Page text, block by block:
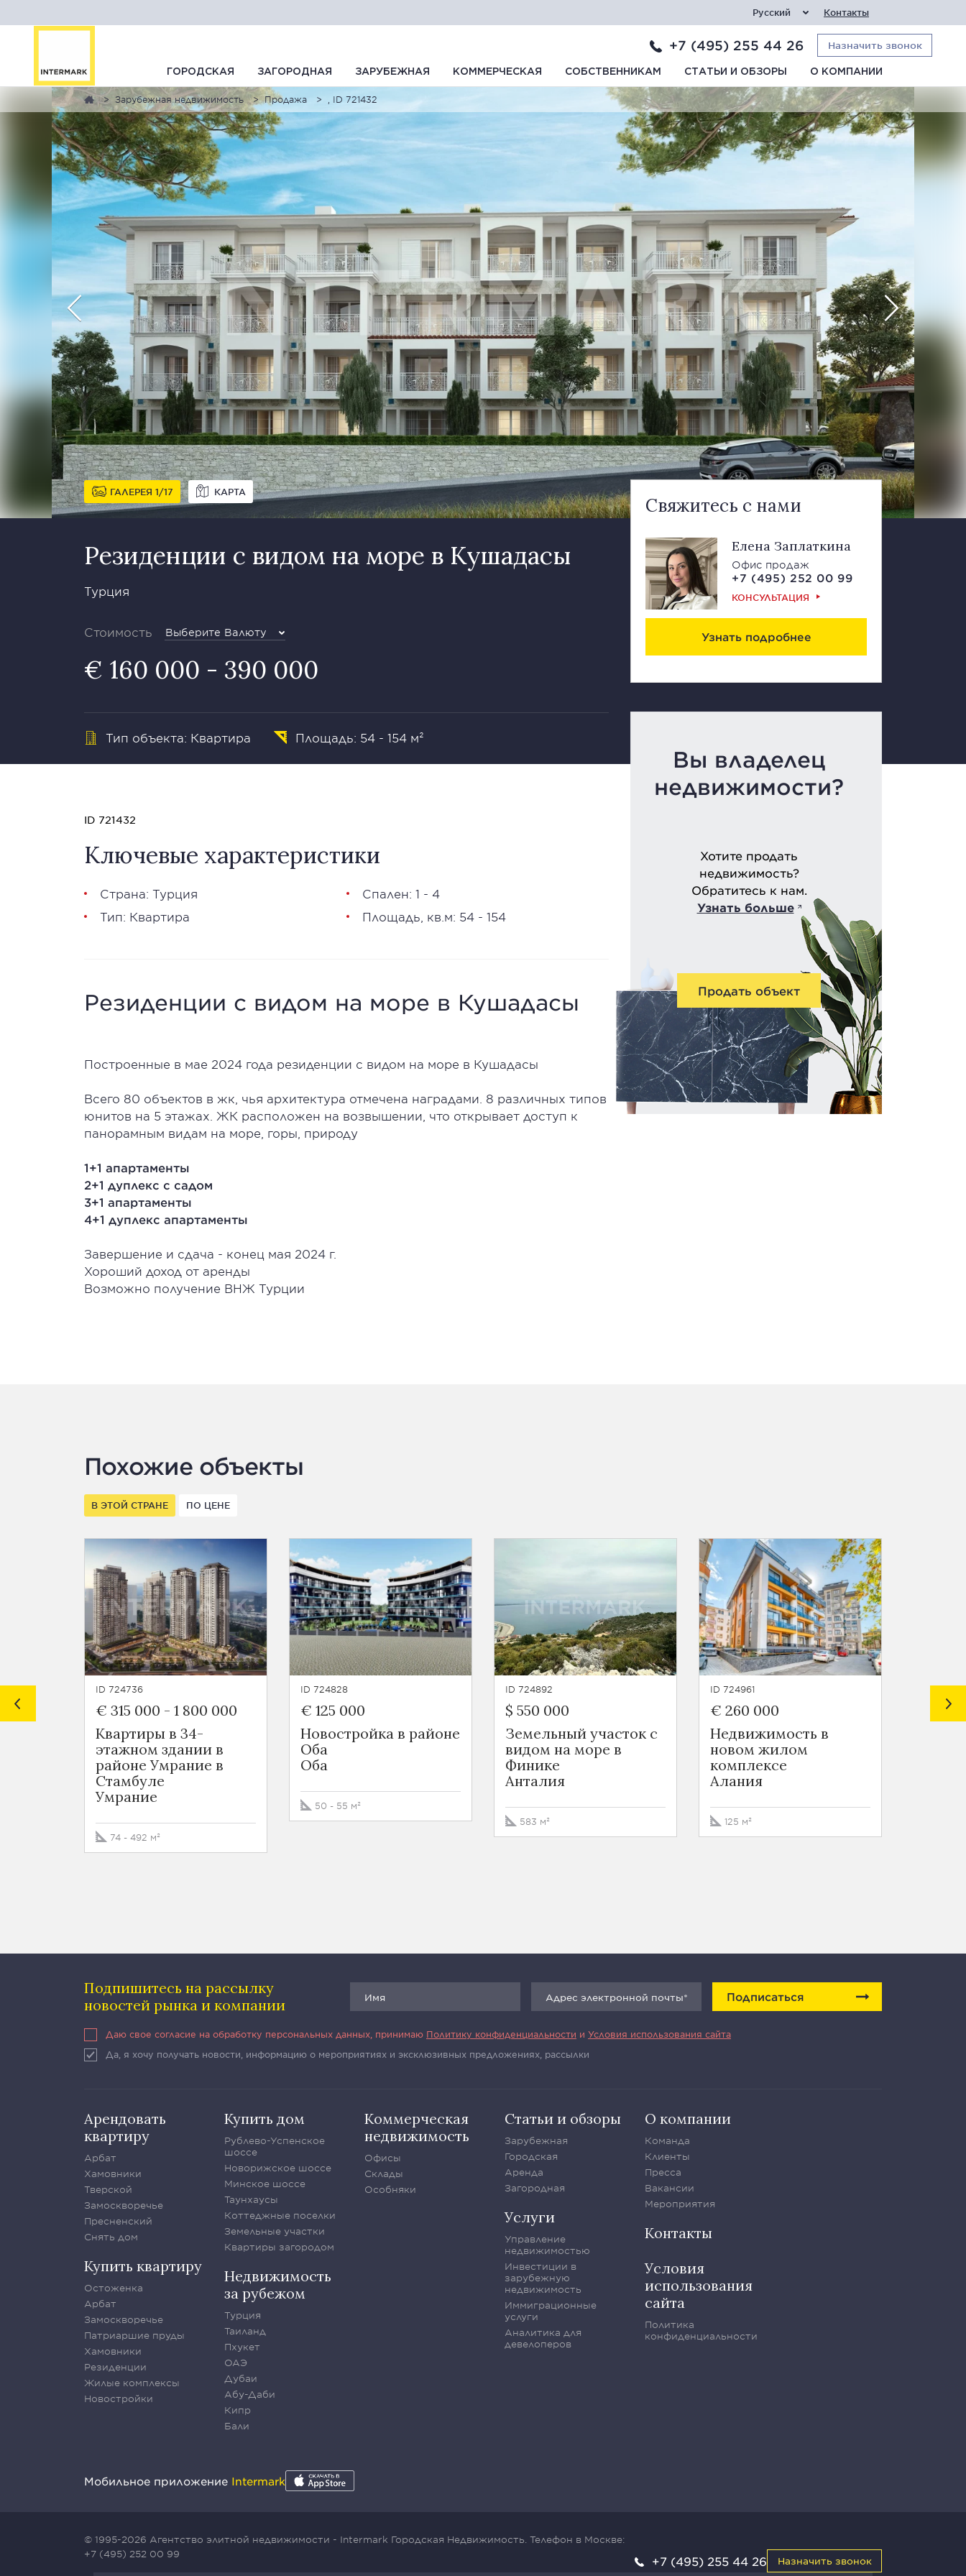
Русский Контакты
+7 (495) 255 44 26 Назначить звонок
ГОРОДСКАЯ ЗАГОРОДНАЯ ЗАРУБЕЖНАЯ КОММЕРЧЕСКАЯ СОБСТВЕННИКАМ СТАТЬИ И ОБЗОРЫ О КОМПАНИИ
Зарубежная недвижимость Продажа , ID 721432
ГАЛЕРЕЯ 1 17 КАРТА
Резиденции с видом на море в Кушадасы
Турция
Стоимость Выберите Валюту
€ 160 000 - 390 000
Тип объекта: Квартира Площадь: 54 - 154 м²
Свяжитесь с нами
Елена Заплаткина
Офис продаж
+7 (495) 252 00 99
КОНСУЛЬТАЦИЯ
Узнать подробнее
Вы владелец
недвижимости?
Хотите продать
недвижимость?
Обратитесь к нам.
Узнать больше
Продать объект
ID 721432
Ключевые характеристики
Страна: Турция
Тип: Квартира
Спален: 1 - 4
Площадь, кв.м: 54 - 154
Резиденции с видом на море в Кушадасы
Построенные в мае 2024 года резиденции с видом на море в Кушадасы
Всего 80 объектов в жк, чья архитектура отмечена наградами. 8 различных типов
юнитов на 5 этажах. ЖК расположен на возвышении, что открывает доступ к
панорамным видам на море, горы, природу
1+1 апартаменты
2+1 дуплекс с садом
3+1 апартаменты
4+1 дуплекс апартаменты
Завершение и сдача - конец мая 2024 г.
Хороший доход от аренды
Возможно получение ВНЖ Турции
Похожие объекты
В ЭТОЙ СТРАНЕ ПО ЦЕНЕ
ID 724736
€ 315 000 - 1 800 000
Квартиры в 34-
этажном здании в
районе Умрание в
Стамбуле
Умрание
74 - 492 м²
ID 724828
€ 125 000
Новостройка в районе
Оба
Оба
50 - 55 м²
ID 724892
$ 550 000
Земельный участок с
видом на море в
Финике
Анталия
583 м²
ID 724961
€ 260 000
Недвижимость в
новом жилом
комплексе
Алания
125 м²
ID 724963
€ 55
Подпишитесь на рассылку
новостей рынка и компании
Подписаться
Даю свое согласие на обработку персональных данных, принимаю Политику конфиденциальности и Условия использования сайта
Да, я хочу получать новости, информацию о мероприятиях и эксклюзивных предложениях, рассылки
Арендовать
квартиру
Арбат
Хамовники
Тверской
Замоскворечье
Пресненский
Снять дом
Купить квартиру
Остоженка
Арбат
Замоскворечье
Патриаршие пруды
Хамовники
Резиденции
Жилые комплексы
Новостройки
Купить дом
Рублево-Успенское
шоссе
Новорижское шоссе
Минское шоссе
Таунхаусы
Коттеджные поселки
Земельные участки
Квартиры загородом
Недвижимость
за рубежом
Турция
Таиланд
Пхукет
ОАЭ
Дубаи
Абу-Даби
Кипр
Бали
Коммерческая
недвижимость
Офисы
Склады
Особняки
Статьи и обзоры
Зарубежная
Городская
Аренда
Загородная
Услуги
Управление
недвижимостью
Инвестиции в
зарубежную
недвижимость
Иммиграционные
услуги
Аналитика для
девелоперов
О компании
Команда
Клиенты
Пресса
Вакансии
Мероприятия
Контакты
Условия
использования
сайта
Политика
конфиденциальности
Мобильное приложение Intermark
© 1995-2026 Агентство элитной недвижимости - Intermark Городская Недвижимость. Телефон в Москве:
+7 (495) 252 00 99
+7 (495) 255 44 26 Назначить звонок